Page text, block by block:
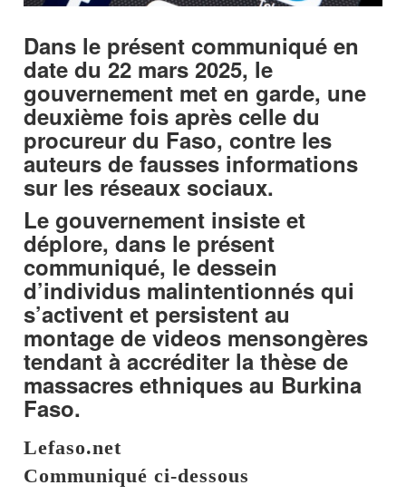
Dans le présent communiqué en
date du 22 mars 2025, le
gouvernement met en garde, une
deuxième fois après celle du
procureur du Faso, contre les
auteurs de fausses informations
sur les réseaux sociaux.
Le gouvernement insiste et
déplore, dans le présent
communiqué, le dessein
d’individus malintentionnés qui
s’activent et persistent au
montage de videos mensongères
tendant à accréditer la thèse de
massacres ethniques au Burkina
Faso.
Lefaso.net
Communiqué ci-dessous